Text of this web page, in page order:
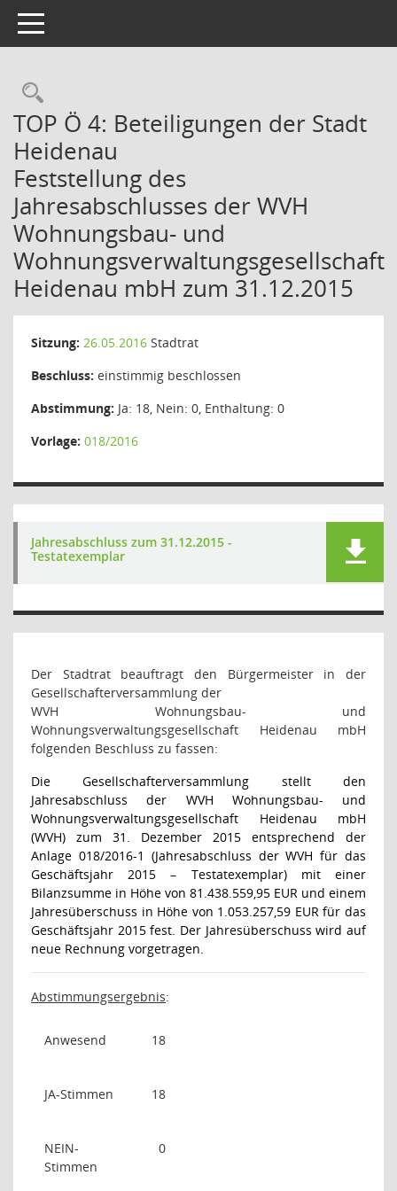
Toggle navigation
Rechercheauswahl
TOP Ö 4: Beteiligungen der Stadt
Heidenau
Feststellung des
Jahresabschlusses der WVH
Wohnungsbau- und
Wohnungsverwaltungsgesellschaft
Heidenau mbH zum 31.12.2015
Sitzung: 26.05.2016 Stadtrat
Beschluss: einstimmig beschlossen
Abstimmung: Ja: 18, Nein: 0, Enthaltung: 0
Vorlage: 018/2016
Jahresabschluss zum 31.12.2015 -
Testatexemplar
Der Stadtrat beauftragt den Bürgermeister in der
Gesellschafterversammlung der
WVH Wohnungsbau- und
Wohnungsverwaltungsgesellschaft Heidenau mbH
folgenden Beschluss zu fassen:
Die Gesellschafterversammlung stellt den
Jahresabschluss der WVH Wohnungsbau- und
Wohnungsverwaltungsgesellschaft Heidenau mbH
(WVH) zum 31. Dezember 2015 entsprechend der
Anlage 018/2016-1 (Jahresabschluss der WVH für das
Geschäftsjahr 2015 – Testatexemplar) mit einer
Bilanzsumme in Höhe von 81.438.559,95 EUR und einem
Jahresüberschuss in Höhe von 1.053.257,59 EUR für das
Geschäftsjahr 2015 fest. Der Jahresüberschuss wird auf
neue Rechnung vorgetragen.
Abstimmungsergebnis:
Anwesend 18
JA-Stimmen 18
NEIN-
Stimmen
0